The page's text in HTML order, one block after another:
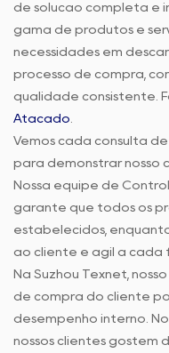
de solução completa e
gama de produtos e
necessidades em
processo de compra,
qualidade consistente.
Atacado
Vemos cada consulta
para demonstrar nosso
Nossa equipe de
garante que todos os
estabelecidos,
ao cliente é ágil a cada
Na Suzhou Texnet,
de compra do cliente
desempenho interno.
nossos clientes gostem